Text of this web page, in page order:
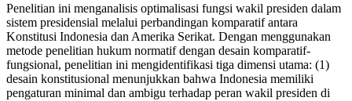
Penelitian ini menganalisis optimalisasi fungsi wakil presiden dalam
sistem presidensial melalui perbandingan komparatif antara
Konstitusi Indonesia dan Amerika Serikat. Dengan menggunakan
metode penelitian hukum normatif dengan desain komparatif-
fungsional, penelitian ini mengidentifikasi tiga dimensi utama: (1)
desain konstitusional menunjukkan bahwa Indonesia memiliki
pengaturan minimal dan ambigu terhadap peran wakil presiden di